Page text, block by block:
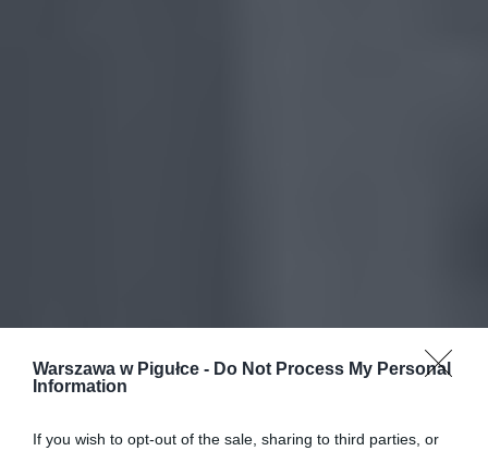
Warszawa w Pigułce - Do Not Process My Personal
Information
If you wish to opt-out of the sale, sharing to third parties, or